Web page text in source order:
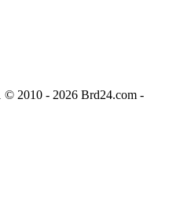
© 2010 - 2026 Brd24.com -